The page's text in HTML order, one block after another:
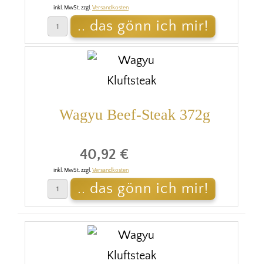
inkl. MwSt. zzgl.Versandkosten
Wagyu Beef-Steak 372g
40,92 €
inkl. MwSt. zzgl.Versandkosten